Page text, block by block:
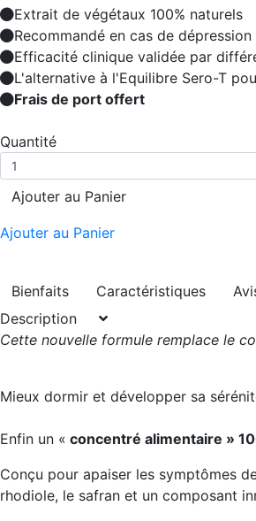
Extrait de végétaux 100% naturels
Recommandé en cas de
Efficacité clinique validée par
L'alternative à l'Equilibre Sero-T
Frais de port offert
Quantité
Ajouter au Panier
Ajouter au Panier
Bienfaits Caractéristiques
Description
Cette nouvelle formule remplace le
Mieux dormir et développer sa
Enfin un « concentré alimentaire »
Conçu pour apaiser les symptômes
rhodiole, le safran et un composant